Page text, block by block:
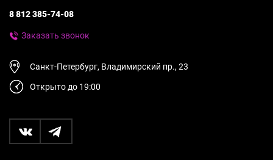
8 812 385-74-08
Заказать звонок
Санкт-Петербург, Владимирский пр., 23
Открыто до 19:00